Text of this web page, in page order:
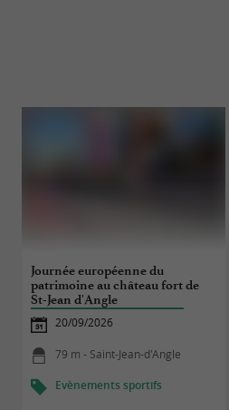
Journée européenne du
patrimoine au château fort de
St-Jean d'Angle
20/09/2026
79 m - Saint-Jean-d'Angle
Evènements sportifs